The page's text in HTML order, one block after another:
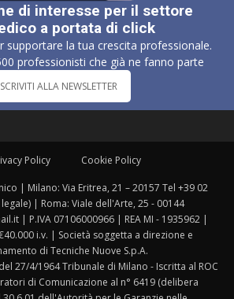
di interesse per il settore
a portata di click
supportare la tua crescita professionale.
professionisti che già ne fanno parte
ALLA NEWSLETTER
Policy Cookie Policy
| Milano: Via Eritrea, 21 – 20157 Tel +39 02
| Roma: Viale dell'Arte, 25 - 00144
| P.IVA 07106000966 | REA MI - 1935962 |
i.v. | Società soggetta a direzione e
di Tecniche Nuove S.p.A.
27/4/1964 Tribunale di Milano - Iscritta al ROC
di Comunicazione al n° 6419 (delibera